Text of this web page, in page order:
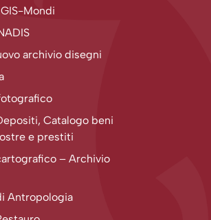
Mondi
archivio disegni
Catalogo beni
e prestiti
– Archivio
Antropologia